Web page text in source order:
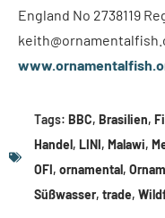
England No 2738119
Tags: BBC, Brasilien,
Handel, LINI, Malawi,
OFI, ornamental,
Süßwasser, trade,